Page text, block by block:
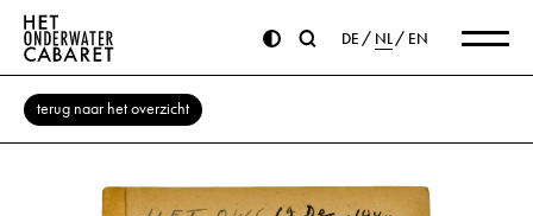
DE NL EN
terug naar het overzicht